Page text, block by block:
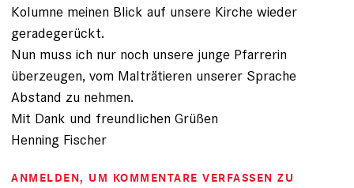
Kolumne meinen Blick auf unsere Kirche wieder
geradegerückt.
Nun muss ich nur noch unsere junge Pfarrerin
überzeugen, vom Malträtieren unserer Sprache
Abstand zu nehmen.
Mit Dank und freundlichen Grüßen
Henning Fischer
ANMELDEN, UM KOMMENTARE VERFASSEN ZU